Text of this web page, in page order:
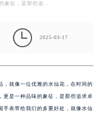
象征，是那些追…
 2025-03-17
，就像一位优雅的水仙花，在时间的
更是一种品味的象征，是那些追求卓
手表带给我们的多重好处，就像水仙